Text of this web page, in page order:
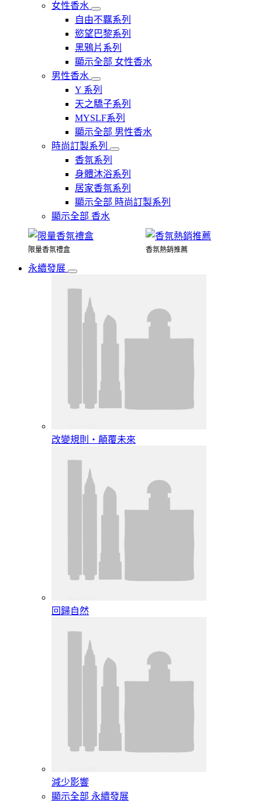
女性香水
自由不羈系列
慾望巴黎系列
黑鴉片系列
顯示全部 女性香水
男性香水
Y 系列
天之驕子系列
MYSLF系列
顯示全部 男性香水
時尚訂製系列
香氛系列
身體沐浴系列
居家香氛系列
顯示全部 時尚訂製系列
顯示全部 香水
限量香氛禮盒 香氛熱銷推薦
永續發展
改變規則‧顛覆未來
回歸自然
減少影響
顯示全部 永續發展